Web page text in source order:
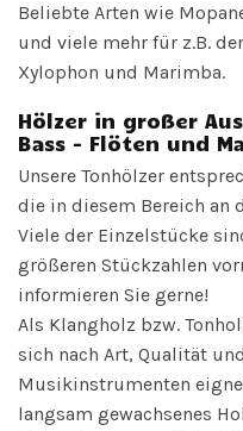
Beliebte Arten wie
und viele mehr für z.B.
Xylophon und Marimba.
Hölzer in großer
Bass - Flöten und
Unsere Tonhölzer
die in diesem Bereich an
Viele der Einzelstücke
größeren Stückzahlen
informieren Sie gerne!
Als Klangholz bzw.
sich nach Art, Qualität
Musikinstrumenten
langsam gewachsenes